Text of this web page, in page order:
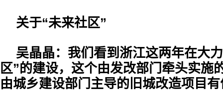
关于“未来社区”
吴晶晶：我们看到浙江这两年在大
区”的建设，这个由发改部门牵头实施
由城乡建设部门主导的旧城改造项目